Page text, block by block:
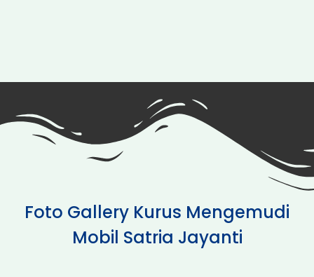
Foto Gallery Kurus Mengemudi
Mobil Satria Jayanti